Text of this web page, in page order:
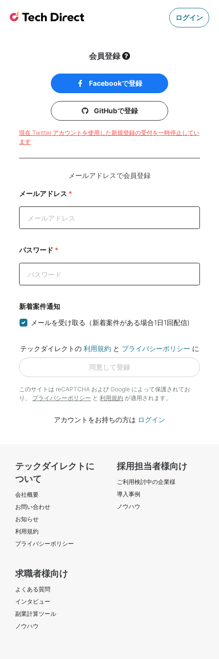
ログイン
会員登録
Facebookで登録
GitHubで登録
現在 Twitter アカウントを使用した新規登録の受付を一時停止してい
ます
メールアドレスで会員登録
メールアドレス *
パスワード *
新着案件通知
メールを受け取る（新着案件がある場合1日1回配信)
テックダイレクトの 利用規約 と プライバシーポリシー に
同意して登録
このサイトは reCAPTCHA および Google によって保護されてお
り、 プライバシーポリシー と 利用規約 が適用されます。
アカウントをお持ちの方は ログイン
テックダイレクトに
ついて
会社概要
お問い合わせ
お知らせ
利用規約
プライバシーポリシー
採用担当者様向け
ご利用検討中の企業様
導入事例
ノウハウ
求職者様向け
よくある質問
インタビュー
副業計算ツール
ノウハウ